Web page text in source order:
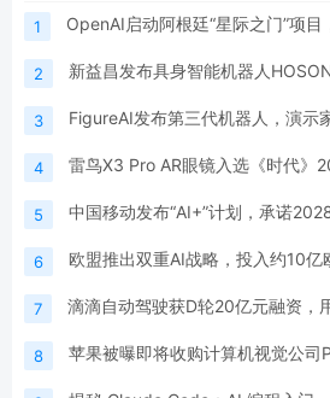
1 OpenAI启动阿根廷“星际之门”项
2 新益昌发布具身智能机器人
3 FigureAI发布第三代机器人，演示
4 雷鸟X3 Pro AR眼镜入选《时代》
5 中国移动发布“AI+”计划，承诺
6 欧盟推出双重AI战略，投入约10亿
7 滴滴自动驾驶获D轮20亿元融资，
8 苹果被曝即将收购计算机视觉公司